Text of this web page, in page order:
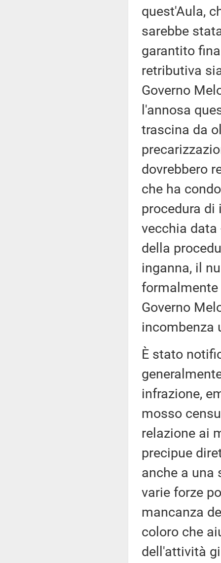
quest'Aula,
sarebbe
garantito
retributiva
Governo
l'annosa
trascina da
dovrebbero
che ha
procedura di
vecchia
della
inganna, il
Governo
incombenza
È stato
infrazione,
mosso
relazione ai
precipue
anche a una
varie forze
mancanza
coloro che
dell'attività